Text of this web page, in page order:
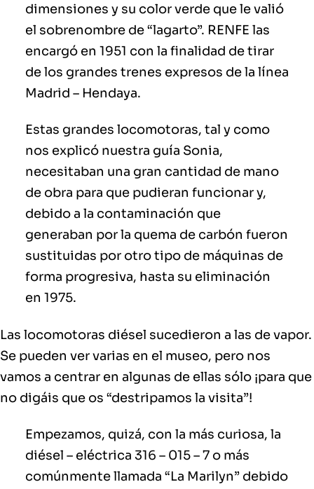
dimensiones y su color verde que le valió
el sobrenombre de “lagarto”. RENFE las
encargó en 1951 con la finalidad de tirar
de los grandes trenes expresos de la línea
Madrid – Hendaya.
Estas grandes locomotoras, tal y como
nos explicó nuestra guía Sonia,
necesitaban una gran cantidad de mano
de obra para que pudieran funcionar y,
debido a la contaminación que
generaban por la quema de carbón fueron
sustituidas por otro tipo de máquinas de
forma progresiva, hasta su eliminación
en 1975.
Las locomotoras diésel sucedieron a las de vapor.
Se pueden ver varias en el museo, pero nos
vamos a centrar en algunas de ellas sólo ¡para que
no digáis que os “destripamos la visita”!
Empezamos, quizá, con la más curiosa, la
diésel – eléctrica 316 – 015 – 7 o más
comúnmente llamada “La Marilyn” debido